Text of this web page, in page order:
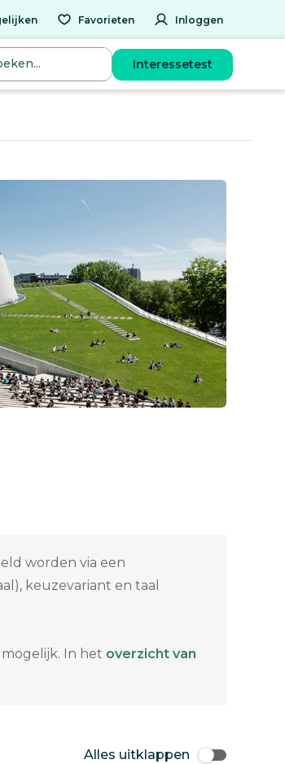
Favorieten Inloggen
Interessetest
worden via een
keuzevariant en taal
In het overzicht van
Alles uitklappen